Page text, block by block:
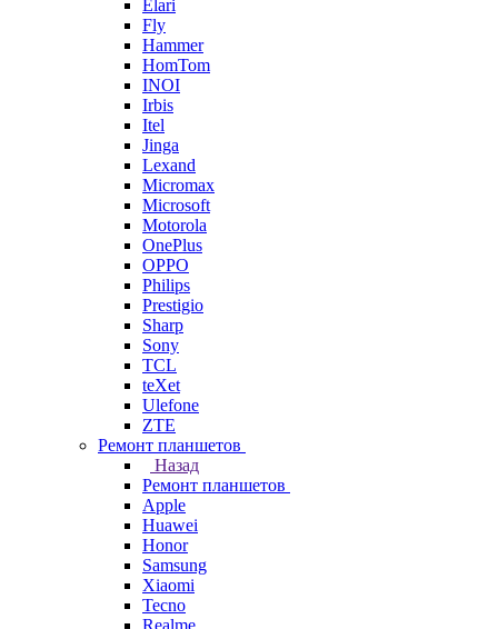
Elari
Fly
Hammer
HomTom
INOI
Irbis
Itel
Jinga
Lexand
Micromax
Microsoft
Motorola
OnePlus
OPPO
Philips
Prestigio
Sharp
Sony
TCL
teXet
Ulefone
ZTE
Ремонт планшетов
Назад
Ремонт планшетов
Apple
Huawei
Honor
Samsung
Xiaomi
Tecno
Realme